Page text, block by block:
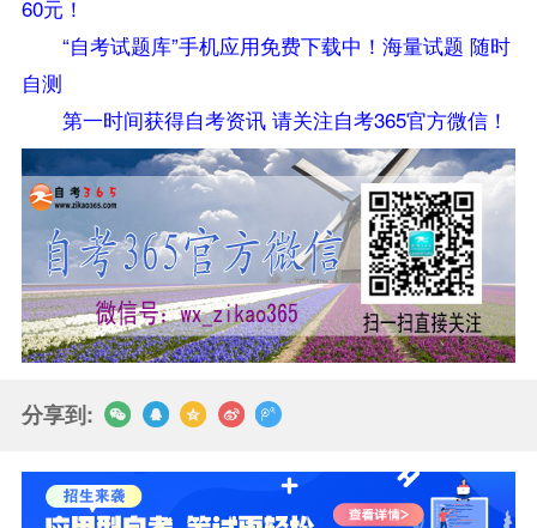
60元！
“自考试题库”手机应用免费下载中！海量试题 随时
自测
第一时间获得自考资讯 请关注自考365官方微信！
分享到: